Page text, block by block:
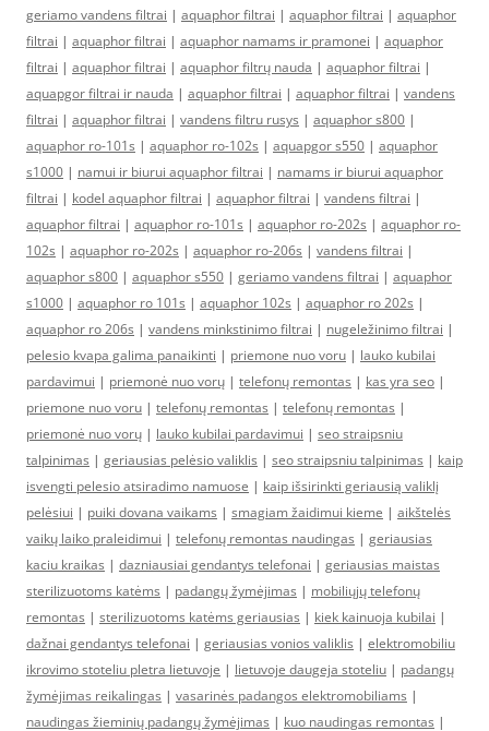
geriamo vandens filtrai | aquaphor filtrai | aquaphor filtrai | aquaphor
filtrai | aquaphor filtrai | aquaphor namams ir pramonei | aquaphor
filtrai | aquaphor filtrai | aquaphor filtrų nauda | aquaphor filtrai |
aquapgor filtrai ir nauda | aquaphor filtrai | aquaphor filtrai | vandens
filtrai | aquaphor filtrai | vandens filtru rusys | aquaphor s800 |
aquaphor ro-101s | aquaphor ro-102s | aquapgor s550 | aquaphor
s1000 | namui ir biurui aquaphor filtrai | namams ir biurui aquaphor
filtrai | kodel aquaphor filtrai | aquaphor filtrai | vandens filtrai |
aquaphor filtrai | aquaphor ro-101s | aquaphor ro-202s | aquaphor ro-
102s | aquaphor ro-202s | aquaphor ro-206s | vandens filtrai |
aquaphor s800 | aquaphor s550 | geriamo vandens filtrai | aquaphor
s1000 | aquaphor ro 101s | aquaphor 102s | aquaphor ro 202s |
aquaphor ro 206s | vandens minkstinimo filtrai | nugeležinimo filtrai |
pelesio kvapa galima panaikinti | priemone nuo voru | lauko kubilai
pardavimui | priemonė nuo vorų | telefonų remontas | kas yra seo |
priemone nuo voru | telefonų remontas | telefonų remontas |
priemonė nuo vorų | lauko kubilai pardavimui | seo straipsniu
talpinimas | geriausias pelėsio valiklis | seo straipsniu talpinimas | kaip
isvengti pelesio atsiradimo namuose | kaip išsirinkti geriausią valiklį
pelėsiui | puiki dovana vaikams | smagiam žaidimui kieme | aikštelės
vaikų laiko praleidimui | telefonų remontas naudingas | geriausias
kaciu kraikas | dazniausiai gendantys telefonai | geriausias maistas
sterilizuotoms katėms | padangų žymėjimas | mobiliųjų telefonų
remontas | sterilizuotoms katėms geriausias | kiek kainuoja kubilai |
dažnai gendantys telefonai | geriausias vonios valiklis | elektromobiliu
ikrovimo stoteliu pletra lietuvoje | lietuvoje daugeja stoteliu | padangų
žymėjimas reikalingas | vasarinės padangos elektromobiliams |
naudingas žieminių padangų žymėjimas | kuo naudingas remontas |